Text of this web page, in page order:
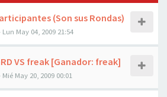
(Son sus Rondas)
Lun May 04, 2009 21:54
VS freak [Ganador: freak]
Mié May 20, 2009 00:01